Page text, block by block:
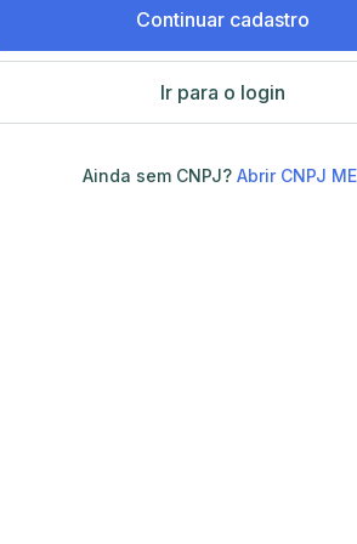
Continuar cadastro
Ir para o login
Ainda sem CNPJ? Abrir CNPJ